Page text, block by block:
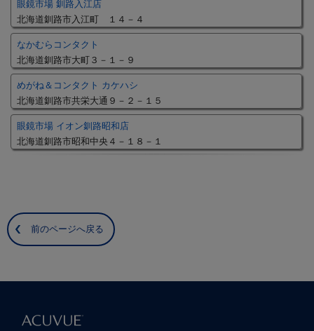
眼鏡市場 釧路入江店
北海道釧路市入江町 １４－４
なかむらコンタクト
北海道釧路市大町３－１－９
めがね＆コンタクト カケハシ
北海道釧路市共栄大通９－２－１５
眼鏡市場 イオン釧路昭和店
北海道釧路市昭和中央４－１８－１
前のページへ戻る